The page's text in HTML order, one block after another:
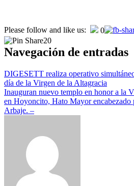
Please follow and like us: 0
20
Navegación de entradas
DIGESETT realiza operativo
día de la Virgen de la Altagracia
Inauguran nuevo templo en honor a la
en Hoyoncito, Hato Mayor encabezado
Arbaje. –